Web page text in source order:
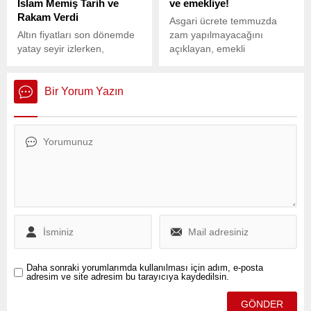
İslam Memiş Tarih ve
Rakam Verdi
Altın fiyatları son dönemde
yatay seyir izlerken,
ve emekliye!
Asgari ücrete temmuzda
zam yapılmayacağını
açıklayan, emekli
milyarlarca liralık vergi
Bir Yorum Yazın
Daha sonraki yorumlarımda kullanılması için adım, e-posta
adresim ve site adresim bu tarayıcıya kaydedilsin.